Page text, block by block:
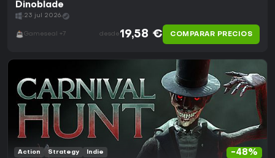
Dinoblade
23 jul 2026
Gameseal +7 desde 19,58 € COMPARAR PRECIOS
-48%
Action Strategy Indie